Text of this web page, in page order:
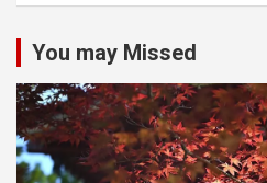
You may Missed